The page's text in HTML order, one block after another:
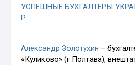
УСПЕШНЫЕ БУХГАЛТЕРЫ
Р.
Александр Золотухин –
«Куликово» (г.Полтава),